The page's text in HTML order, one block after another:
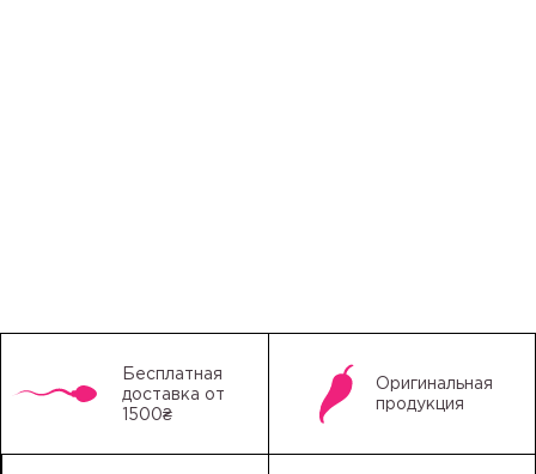
Бесплатная
доставка от
1500₴
Оригинальная
продукция